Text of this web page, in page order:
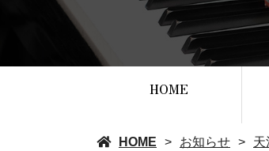
HOME
HOME お知らせ 天